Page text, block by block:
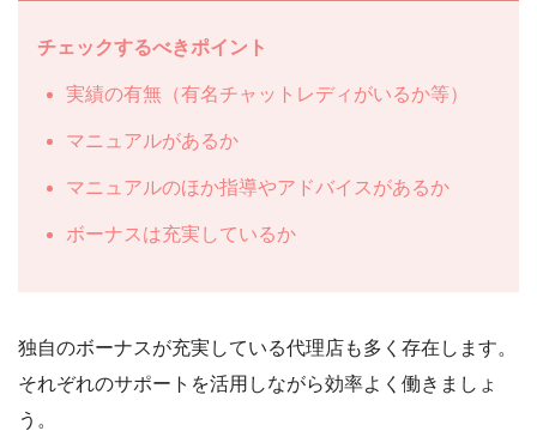
チェックするべきポイント
実績の有無（有名チャットレディがいるか等）
マニュアルがあるか
マニュアルのほか指導やアドバイスがあるか
ボーナスは充実しているか
独自のボーナスが充実している代理店も多く存在します。
それぞれのサポートを活用しながら効率よく働きましょ
う。